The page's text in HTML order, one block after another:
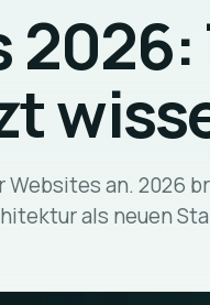
die konvertieren
& Elementor Pro
& Headless
an. 2026
als neuen